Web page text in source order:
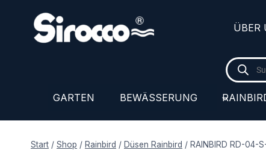
springen
ÜBER
search
GARTEN BEWÄSSERUNG
Start / Shop / Rainbird / Düsen Rainbird / RAINBIRD RD-04-